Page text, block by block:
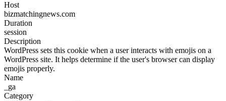
Host
bizmatchingnews.com
Duration
session
Description
WordPress sets this cookie when a user interacts with emojis on a
WordPress site. It helps determine if the user's browser can display
emojis properly.
Name
_ga
Category